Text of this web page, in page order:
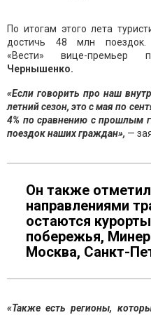
По итогам этого лета
достичь 48 млн
«Вести» вице-премьер
Чернышенко.
«Если говорить про наш
летний сезон, это с мая по
4% по сравнению с прошлым
поездок наших граждан», —
Он также
направлениями
остаются
побережья,
Москва, Санкт-
«Также есть регионы,